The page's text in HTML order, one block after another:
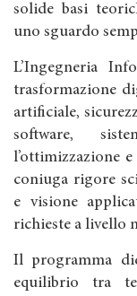
solide basi
uno sguardo
L’Ingegneria
trasformazione
artificiale,
software,
l’ottimizzazione
coniuga rigore
e visione
richieste a livello
Il programma
equilibrio tra